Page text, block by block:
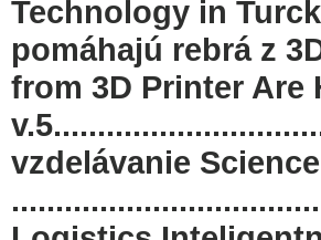
Technology in
pomáhajú rebrá z
from 3D Printer Are
vzdelávanie